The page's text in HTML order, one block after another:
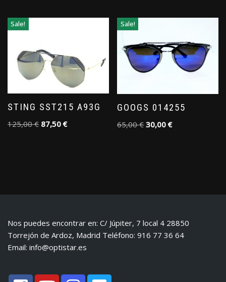
Sale!
STING SST215 A93G
125,00€ 87,50 €
Sale!
GOOGS 014255
65,00€ 30,00€
Nos puedes encontrar en: C/ Júpiter, 7 local 4 28850
Torrejón de Ardoz, Madrid Teléfono: 916 77 36 64
Email: info@optistar.es